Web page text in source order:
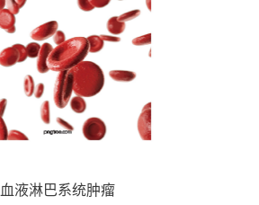
血液淋巴系统肿瘤